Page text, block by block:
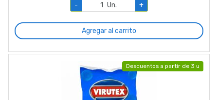
-
Un. +
Agregar al carrito
Descuentos a partir de 3 u